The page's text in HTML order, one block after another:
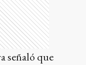
señaló que